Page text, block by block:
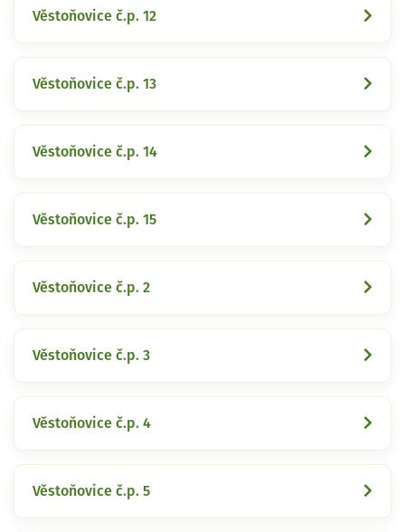
Věstoňovice č.p. 12
Věstoňovice č.p. 13
Věstoňovice č.p. 14
Věstoňovice č.p. 15
Věstoňovice č.p. 2
Věstoňovice č.p. 3
Věstoňovice č.p. 4
Věstoňovice č.p. 5